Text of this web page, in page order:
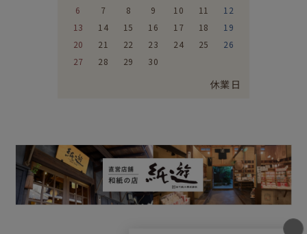
6
7 8 9 10 11
12
13
14 15 16 17 18
19
20
21 22 23 24 25
26
27
28 29 30
休業日